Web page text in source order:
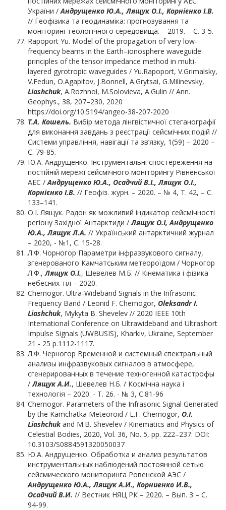
України /Андрущенко Ю.А., Лящук О.І., Корнієнко І.В.
// Геофізика та геодинаміка: прогнозування та
моніторинг геологічного середовища. – 2019. – С. 3-5.
Rapoport Yu. Model of the propagation of very low-
frequency beams in the Earth–ionosphere waveguide:
principles of the tensor impedance method in multi-
layered gyrotropic waveguides / Yu.Rapoport, V.Grimalsky,
V.Fedun, O.Agapitov, J.Bonnell, A.Grytsai, G.Milinevsky,
Liashchuk, A.Rozhnoi, M.Solovieva, A.Gulin // Ann.
Geophys., 38, 207–230, 2020
https://doi.org/10.5194/angeo-38-207-2020
Т.А. Кошель. Вибір метода лінгвістичної стеганографії
для виконання завдань з реєстрації сейсмічних подій //
Системи управління, навігації та зв’язку, 1(59) – 2020 –
С. 79-85.
Ю.А. Андрущенко. Інструментальні спостереження на
постійній мережі сейсмічного моніторингу Рівненської
АЕС /Андрущенко Ю.А., Осадчий В.І., Лящук О.І.,
Корнієнко І.В. // Геофіз. журн. – 2020. – № 4, Т. 42, – С.
133–141.
О.І. Лящук. Радон як можливий індикатор сейсмічності
регіону Західної Антарктиди /Лящук О.І, Андрущенко
Ю.А., Лящук Л.А. // Український антарктичний журнал
– 2020, - №1, С. 15-28.
Л.Ф. Чорногор Параметри інфразвукового сигналу,
згенерованого Камчатським метеороїдом / Чорногор
Л.Ф.,Лящук О.І., Шевелев М.Б. // Кінематика і фізика
небесних тіл – 2020.
Chernogor. Ultra-Wideband Signals in the Infrasonic
Frequency Band / Leonid F. Chernogor, Oleksandr I.
Liashchuk, Mykyta B. Shevelev // 2020 IEEE 10th
International Conference on Ultrawideband and Ultrashort
Impulse Signals (UWBUSIS), Kharkiv, Ukraine, September
21 - 25 p.1112-1117.
Л.Ф. Черногор Временной и системный спектральный
анализы инфразвуковых сигналов в атмосфере,
сгенерированных в течение техногенной катастрофы
/Лящук А.И., Шевелев Н.Б. / Космічна наука і
технологія – 2020. - Т. 26. - № 3, C.81-96
Chernogor. Parameters of the Infrasonic Signal Generated
by the Kamchatka Meteoroid / L.F. Chernogor, O.I.
Liashchukand M.B. Shevelev / Kinematics and Physics of
Celestial Bodies, 2020, Vol. 36, No. 5, pp. 222–237. DOI:
10.3103/S0884591320050037
Ю.А. Андрущенко. Обработка и анализ результатов
инструментальных наблюдений постоянной сетью
сейсмического мониторинга Ровенской АЭС /
Андрущенко Ю.А., Лящук А.И., Корниенко И.В.,
Осадчий В.И. // Вестник НЯЦ РК – 2020. – Вып. 3 – С.
94-99.